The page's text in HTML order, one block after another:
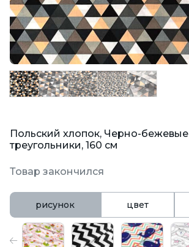
Польский хлопок, Черно-бежевые
треугольники, 160 см
Товар закончился
рисунок цвет